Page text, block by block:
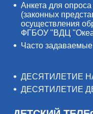
Анкета для
(законных
осуществления
ФГБОУ "ВДЦ
Часто
ДЕСЯТИЛЕТИЕ
ДЕСЯТИЛЕТИЕ